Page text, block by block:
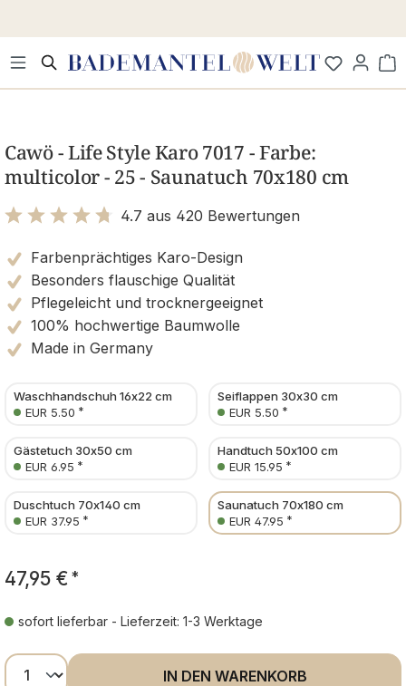
Cawö - Life Style Karo 7017 - Farbe:
multicolor - 25 - Saunatuch 70x180 cm
4.7 aus 420 Bewertungen
Farbenprächtiges Karo-Design
Besonders flauschige Qualität
Pflegeleicht und trocknergeeignet
100% hochwertige Baumwolle
Made in Germany
Waschhandschuh 16x22 cm
EUR 5.50 *
Seiflappen 30x30 cm
EUR 5.50 *
Gästetuch 30x50 cm
EUR 6.95 *
Handtuch 50x100 cm
EUR 15.95 *
Duschtuch 70x140 cm
EUR 37.95 *
Saunatuch 70x180 cm
EUR 47.95 *
47,95 € *
sofort lieferbar - Lieferzeit: 1-3 Werktage
Produkt Anzahl: Gib den gewünschten
IN DEN WARENKORB